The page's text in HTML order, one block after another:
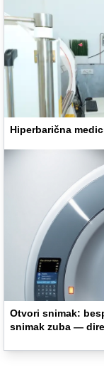
Hiperbarična
Otvori snimak:
snimak zuba —